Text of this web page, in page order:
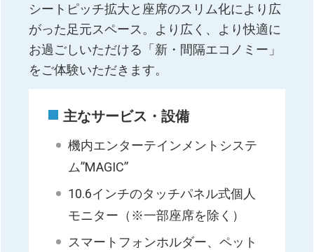
シートピッチ拡大と座席のスリム化により広
がった足元スペース。より広く、より快適に
お過ごしいただける「新・間隔エコノミー」
をご体験いただきます。
主なサービス・設備
機内エンターテインメントシステ
ム”MAGIC”
10.6インチのタッチパネル式個人
モニター（※一部座席を除く）
スマートフォンホルダー、ペット